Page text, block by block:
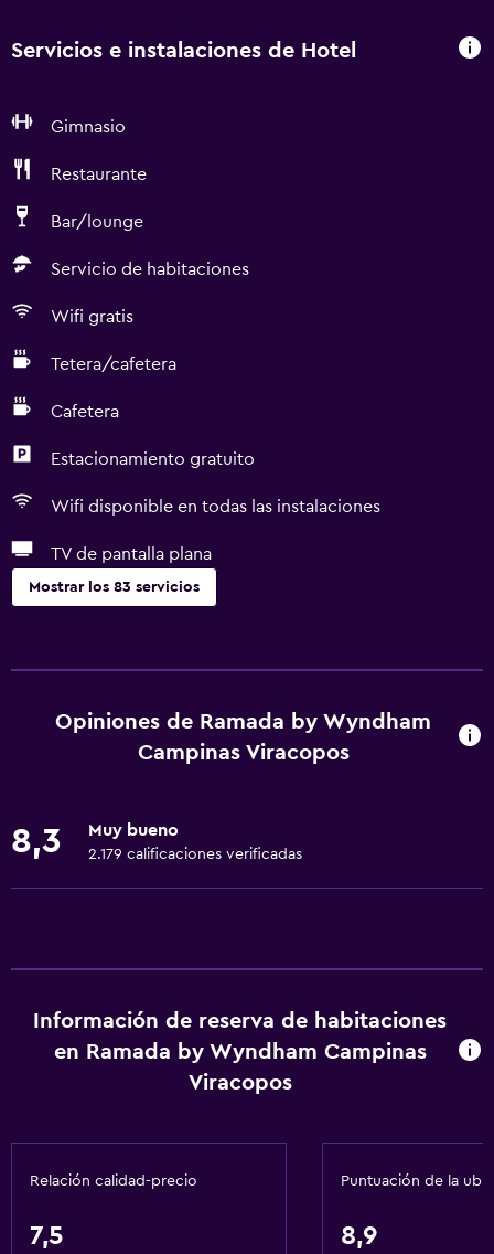
Servicios e instalaciones de Hotel
Gimnasio
Restaurante
Bar/lounge
Servicio de habitaciones
Wifi gratis
Tetera/cafetera
Cafetera
Estacionamiento gratuito
Wifi disponible en todas las instalaciones
TV de pantalla plana
Mostrar los 83 servicios
Unidad ubicada en la planta baja
Unidad accesible para personas en silla de ruedas
Mascotas permitidas bajo consulta (pueden aplicar cargos
Ducha adaptada para silla de ruedas
Almohada hipoalergénica
Para no fumadores
Inodoro con barras de apoyo
Plantas superiores accesibles por ascensor
Opiniones de Ramada by Wyndham
Campinas Viracopos
8,3 Muy bueno
2.179 calificaciones verificadas
Información de reserva de habitaciones
en Ramada by Wyndham Campinas
Viracopos
Relación calidad-precio
7,5
Puntuación de la
8,9